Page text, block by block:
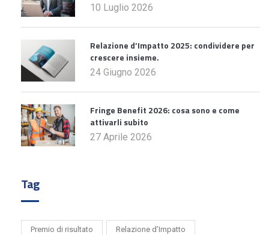
10 Luglio 2026
Relazione d’Impatto 2025: condividere per
crescere insieme.
24 Giugno 2026
Fringe Benefit 2026: cosa sono e come
attivarli subito
27 Aprile 2026
Tag
Premio di risultato Relazione d’Impatto